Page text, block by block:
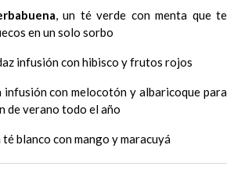
, un té verde con menta que te
en un solo sorbo
infusión con hibisco y frutos rojos
infusión con melocotón y albaricoque para
de verano todo el año
té blanco con mango y maracuyá